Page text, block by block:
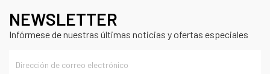
NEWSLETTER
Infórmese de nuestras últimas noticias y ofertas especiales